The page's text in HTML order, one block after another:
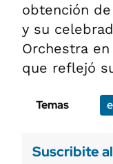
obtención
y su
Orchestra
que reflejó
Temas
Suscribite